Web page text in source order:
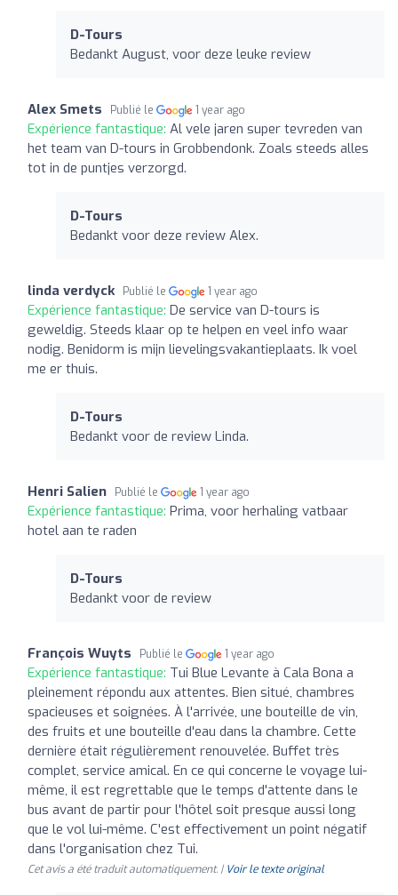
D-Tours
Bedankt August, voor deze leuke review
Alex Smets Publié le 1 year ago
Expérience fantastique: Al vele jaren super tevreden van
het team van D-tours in Grobbendonk. Zoals steeds alles
tot in de puntjes verzorgd.
D-Tours
Bedankt voor deze review Alex.
linda verdyck Publié le 1 year ago
Expérience fantastique: De service van D-tours is
geweldig. Steeds klaar op te helpen en veel info waar
nodig. Benidorm is mijn lievelingsvakantieplaats. Ik voel
me er thuis.
D-Tours
Bedankt voor de review Linda.
Henri Salien Publié le 1 year ago
Expérience fantastique: Prima, voor herhaling vatbaar
hotel aan te raden
D-Tours
Bedankt voor de review
François Wuyts Publié le 1 year ago
Expérience fantastique: Tui Blue Levante à Cala Bona a
pleinement répondu aux attentes. Bien situé, chambres
spacieuses et soignées. À l'arrivée, une bouteille de vin,
des fruits et une bouteille d'eau dans la chambre. Cette
dernière était régulièrement renouvelée. Buffet très
complet, service amical. En ce qui concerne le voyage lui-
même, il est regrettable que le temps d'attente dans le
bus avant de partir pour l'hôtel soit presque aussi long
que le vol lui-même. C'est effectivement un point négatif
dans l'organisation chez Tui.
Cet avis a été traduit automatiquement. | Voir le texte original